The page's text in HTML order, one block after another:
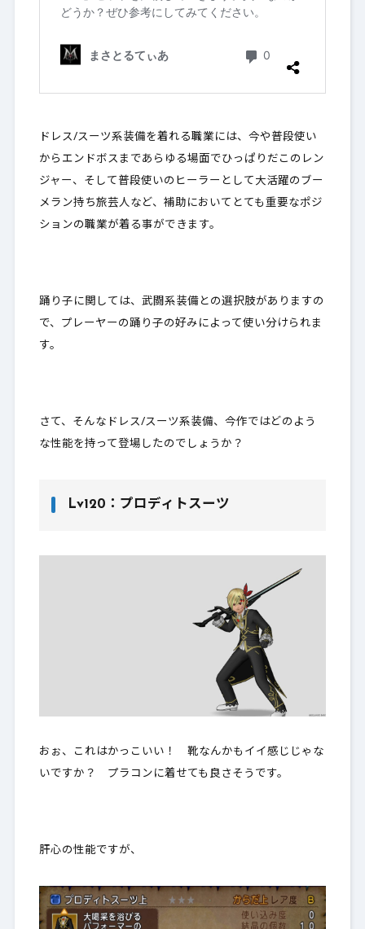
ドレス/スーツ系装備を着れる職業には、今や普段使い
からエンドボスまであらゆる場面でひっぱりだこのレン
ジャー、そして普段使いのヒーラーとして大活躍のブー
メラン持ち旅芸人など、 補助においてとても重要なポジ
ションの職業が着る事ができます。
踊り子に関しては、武闘系装備との選択肢がありますの
で、プレーヤーの踊り子の好みによって使い分けられま
す。
さて、そんなドレス/スーツ系装備、今作ではどのよう
な性能を持って登場したのでしょうか？
Lv120：プロディトスーツ
おぉ、これはかっこいい！ 靴なんかもイイ感じじゃな
いですか？ プラコンに着せても良さそうです。
肝心の性能ですが、